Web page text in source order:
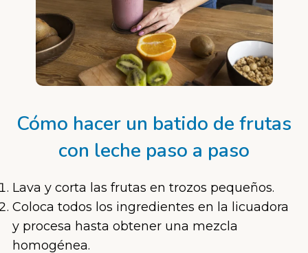
Cómo hacer un batido de frutas
con leche paso a paso
Lava y corta las frutas en trozos pequeños.
Coloca todos los ingredientes en la licuadora
y procesa hasta obtener una mezcla
homogénea.